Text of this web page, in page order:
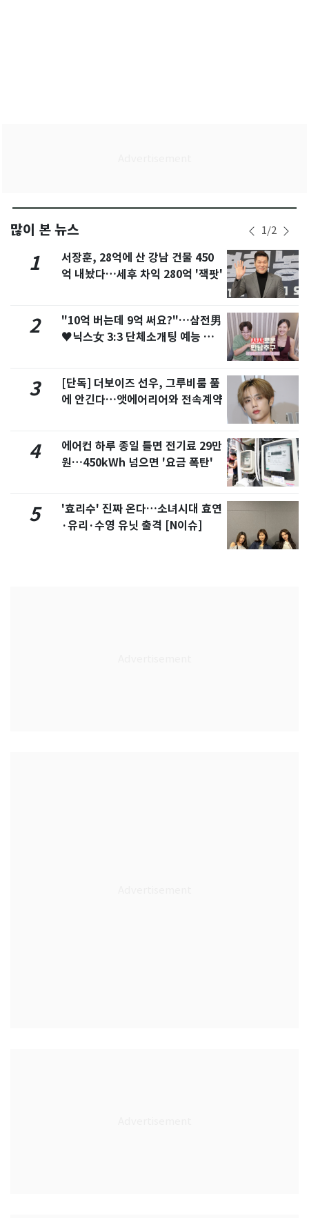
많이 본 뉴스 1/2
1
서장훈, 28억에 산 강남 건물 450
억 내놨다…세후 차익 280억 '잭팟'
2
"10억 버는데 9억 써요?"…삼전男
♥닉스女 3:3 단체소개팅 예능 화
3
[단독] 더보이즈 선우, 그루비룸 품
에 안긴다…앳에어리어와 전속계약
4
에어컨 하루 종일 틀면 전기료 29만
원…450kWh 넘으면 '요금 폭탄'
5
'효리수' 진짜 온다…소녀시대 효연
·유리·수영 유닛 출격 [N이슈]